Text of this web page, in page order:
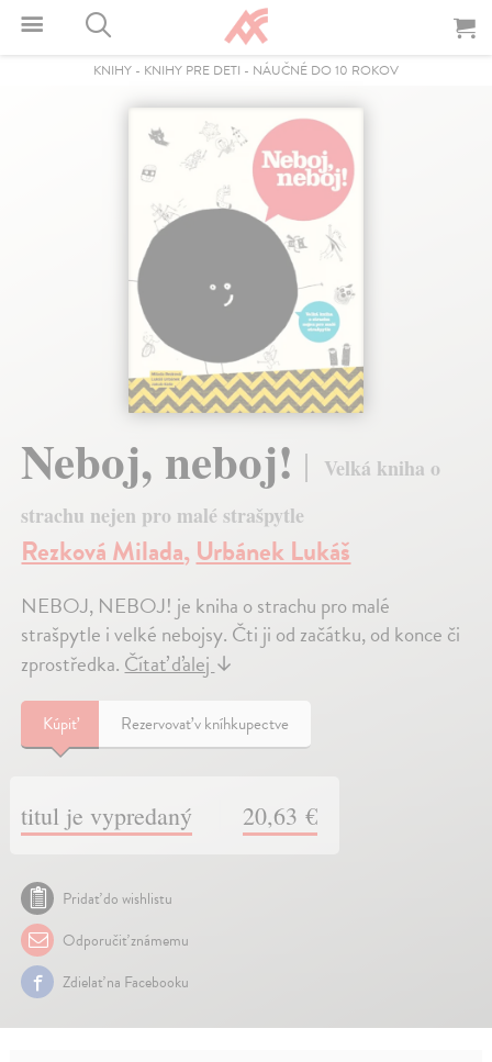
KNIHY - KNIHY PRE DETI - NÁUČNÉ DO 10 ROKOV
Neboj, neboj!
Velká kniha o
strachu nejen pro malé strašpytle
Rezková Milada,Urbánek Lukáš
NEBOJ, NEBOJ! je kniha o strachu pro malé
strašpytle i velké nebojsy. Čti ji od začátku, od konce či
zprostředka. Čítať ďalej ↓
Kúpiť Rezervovať v kníhkupectve
titul je vypredaný 20,63 €
Pridať do wishlistu
Odporučiť známemu
Zdielať na Facebooku